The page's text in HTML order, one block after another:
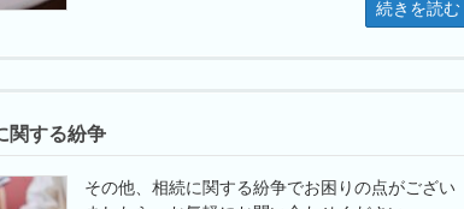
続きを読む
関する紛争
その他、相続に関する紛争でお困りの点がござい